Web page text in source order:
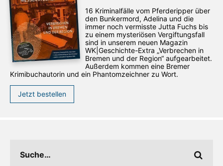
16 Kriminalfälle vom Pferderipper über
den Bunkermord, Adelina und die
immer noch vermisste Jutta Fuchs bis
zu einem mysteriösen Vergiftungsfall
sind in unserem neuen Magazin
WK|Geschichte-Extra „Verbrechen in
Bremen und der Region“ aufgearbeitet.
Außerdem kommen eine Bremer
Krimibuchautorin und ein Phantomzeichner zu Wort.
Jetzt bestellen